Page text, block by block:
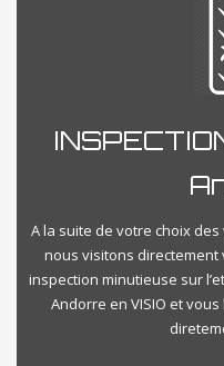
A la suite de votre choix
nous visitons
inspection minutieuse sur
Andorre en VISIO et